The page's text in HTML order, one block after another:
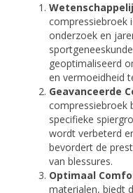
compressiebroek
onderzoek en
geoptimaliseerd
en vermoeidheid
Geavanceerde
compressiebroek
specifieke
wordt verbeterd
bevordert de
van blessures.
Optimaal
materialen, biedt